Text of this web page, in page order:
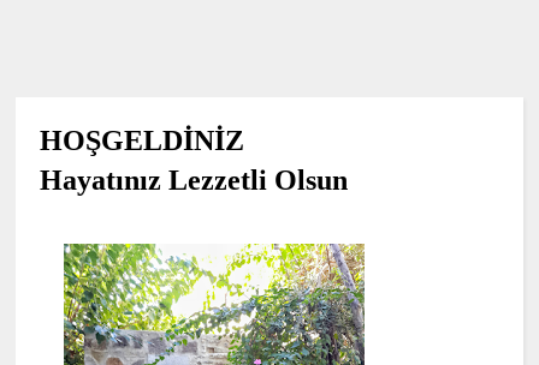
HOŞGELDİNİZ
Hayatınız Lezzetli Olsun